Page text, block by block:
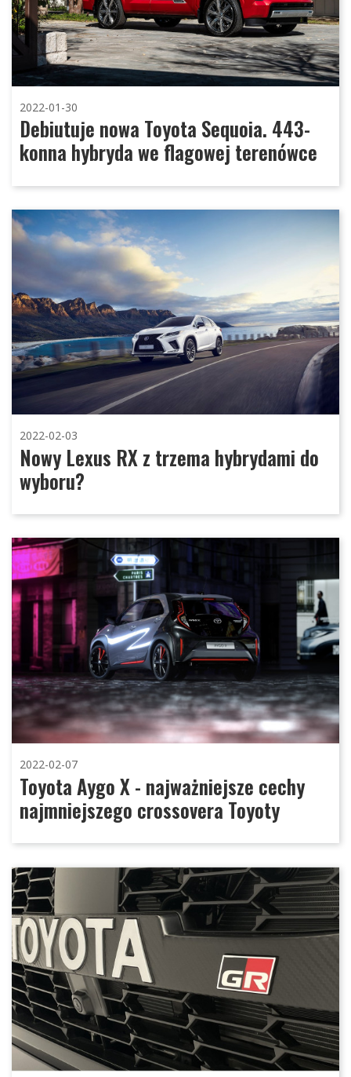
2022-01-30
Debiutuje nowa Toyota Sequoia. 443-
konna hybryda we flagowej terenówce
2022-02-03
Nowy Lexus RX z trzema hybrydami do
wyboru?
2022-02-07
Toyota Aygo X - najważniejsze cechy
najmniejszego crossovera Toyoty